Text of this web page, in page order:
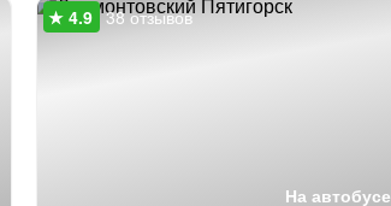
На автобусе
38 отзывов